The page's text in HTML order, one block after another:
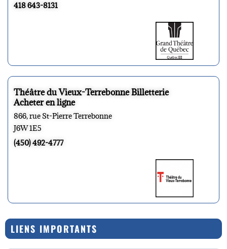
418 643-8131
Théâtre du Vieux-Terrebonne Billetterie
Acheter en ligne
866, rue St-Pierre Terrebonne
J6W 1E5
(450) 492-4777
LIENS IMPORTANTS